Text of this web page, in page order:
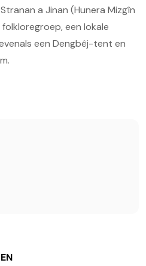
a Jinan (Hunera Mizgîn
een lokale
een Dengbêj-tent en